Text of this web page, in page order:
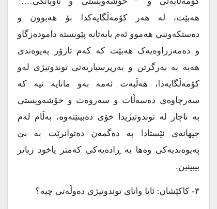
هەبێت، لە هەر کۆمەڵگایەکدا بۆ هەبوون و
دەستکەوتنی هەموو ئەم بابەتانە پێویستە دامودەزگاو
و دەمەزراوەیەک هەبێت کە کەم تازۆر پەیوەندی
هەیە بە بەرگرتن و بەرپرسیاریەتی توندوتیژی لەو
کۆمەڵگایەدا، هەڵبەت ئەمە بەو مانایە نیە کە
سەرچاوەی دەسەڵات و سەروەت و خۆشەویستی
بە ناچار لە توندوتیژیدا خۆی دەبینێتەوە، بەڵام لەم
جیهانەی ئێستادا بە دەگمەن دەتوانرێت بە بێ
پەیوەندیەکی وەها بە ڕادەیەکی کەمتر یاخود زیاتر
بیبینین.